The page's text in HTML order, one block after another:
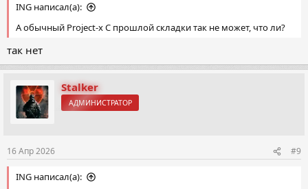
ING написал(а):
А обычный Project-x С прошлой складки так не может, что ли?
так нет
Stalker
АДМИНИСТРАТОР
16 Апр 2026 #9
ING написал(а):